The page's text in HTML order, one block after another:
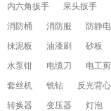
内六角扳手 呆头扳手
消防桶
消防服 防静
抹泥板
油漆刷 砂板
水泵钳
电缆刀 电工剪
套丝机
铣钻 反光背心
转换器
变压器 灯泡